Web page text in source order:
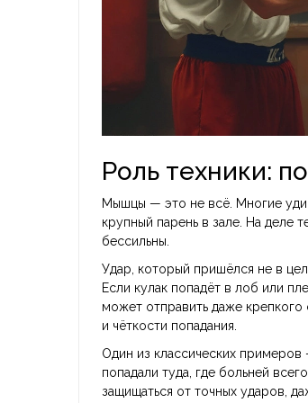
Роль техники:
Мышцы — это не всё. Многие
крупный парень в зале. На деле
бессильны.
Удар, который пришёлся не в
Если кулак попадёт в лоб или
может отправить даже
и чёткости попадания.
Один из классических
попадали туда, где больней
защищаться от точных ударов,